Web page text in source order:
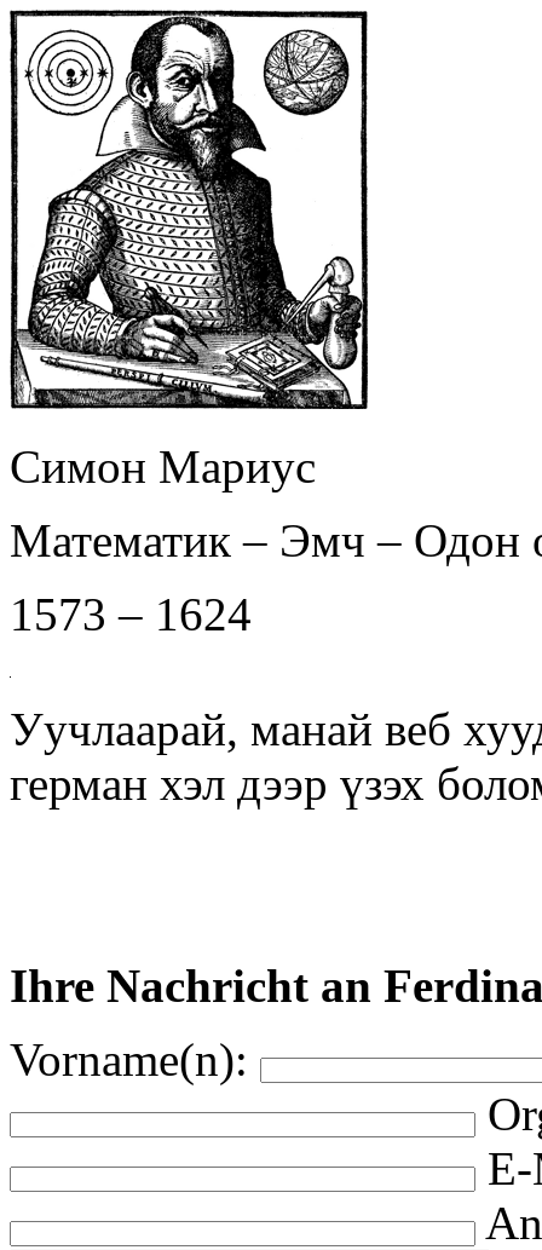
Симон Мариус
Математик – Эмч – Одон
1573 – 1624
Уучлаарай, манай веб
герман хэл дээр үзэх
Ihre Nachricht an
Vorname(n):